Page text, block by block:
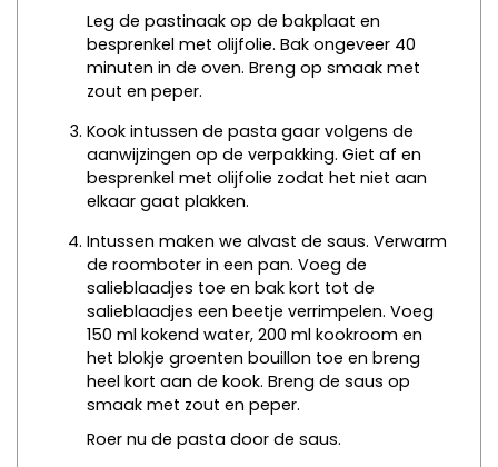
Leg de pastinaak op de bakplaat en
besprenkel met olijfolie. Bak ongeveer 40
minuten in de oven. Breng op smaak met
zout en peper.
Kook intussen de pasta gaar volgens de
aanwijzingen op de verpakking. Giet af en
besprenkel met olijfolie zodat het niet aan
elkaar gaat plakken.
Intussen maken we alvast de saus. Verwarm
de roomboter in een pan. Voeg de
salieblaadjes toe en bak kort tot de
salieblaadjes een beetje verrimpelen. Voeg
150 ml kokend water, 200 ml kookroom en
het blokje groenten bouillon toe en breng
heel kort aan de kook. Breng de saus op
smaak met zout en peper.
Roer nu de pasta door de saus.